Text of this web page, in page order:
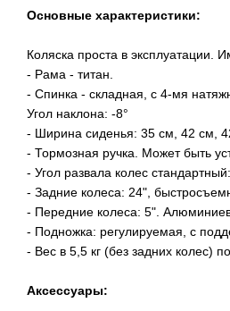
Основные характеристики:
Коляска проста в эксплуатации.
- Рама - титан.
- Спинка - складная, с 4-мя
Угол наклона: -8°
- Ширина сиденья: 35 см, 42 см,
- Тормозная ручка. Может быть
- Угол развала колес
- Задние колеса: 24",
- Передние колеса: 5".
- Подножка: регулируемая, с
- Вес в 5,5 кг (без задних колес)
Аксессуары: